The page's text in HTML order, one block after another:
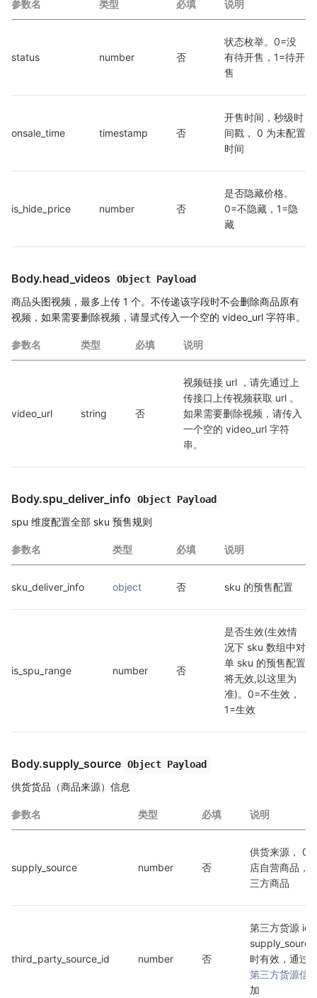
参数名 类型 必填 说明
status number 否
状态枚举。0=没
有待开售，1=待开
售
onsale_time timestamp 否
开售时间，秒级时
间戳， 0 为未配置
时间
is_hide_price number 否
是否隐藏价格。
0=不隐藏，1=隐
藏
Body.head_videos Object Payload
商品头图视频，最多上传 1 个。不传递该字段时不会删除商品原有
视频，如果需要删除视频，请显式传入一个空的 video_url 字符串。
参数名 类型 必填 说明
video_url string 否
视频链接 url ，请先通过上
传接口上传视频获取 url 。
如果需要删除视频，请传入
一个空的 video_url 字符
串。
Body.spu_deliver_info Object Payload
spu 维度配置全部 sku 预售规则
参数名 类型 必填 说明
sku_deliver_info object 否 sku 的预售配置
is_spu_range number 否
是否生效(生效情
况下 sku 数组中对
单 sku 的预售配置
将无效,以这里为
准)。0=不生效，
1=生效
Body.supply_source Object Payload
供货货品（商品来源）信息
参数名 类型 必填 说明
supply_source number 否
供货来源， 0=
店自营商品，
三方商品
third_party_source_id number 否
第三方货源 id
时有效，通过
第三方货源信
加